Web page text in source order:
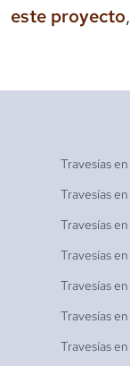
este proyecto,
Travesías en
Travesías en
Travesías en
Travesías en
Travesías en
Travesías en
Travesías en